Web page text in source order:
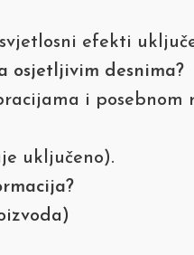
efekti
osjetljivim desnima?
i posebnom
uključeno).